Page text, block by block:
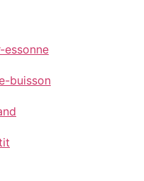
essonne
buisson